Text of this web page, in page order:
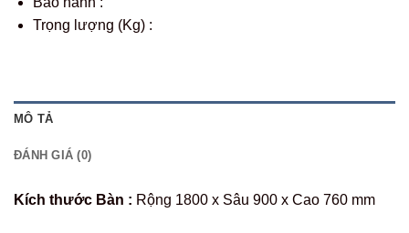
Trọng lượng (Kg) :
MÔ TẢ
ĐÁNH GIÁ (0)
Kích thước Bàn : Rộng 1800 x Sâu 900 x Cao 760 mm